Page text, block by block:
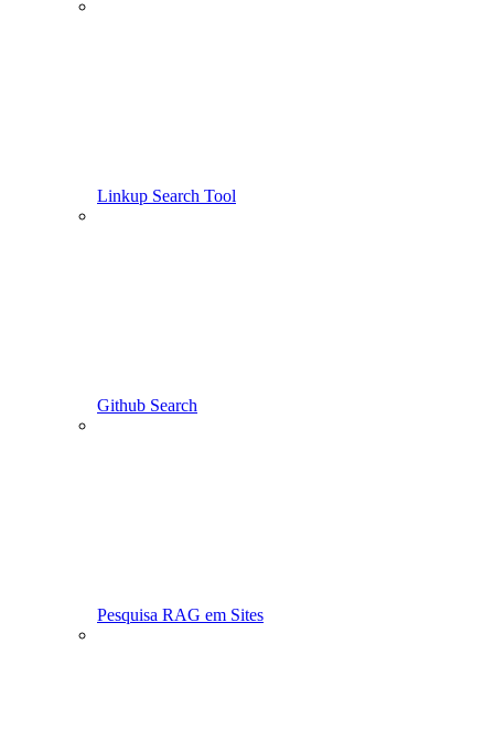
Linkup Search Tool
Github Search
Pesquisa RAG em Sites